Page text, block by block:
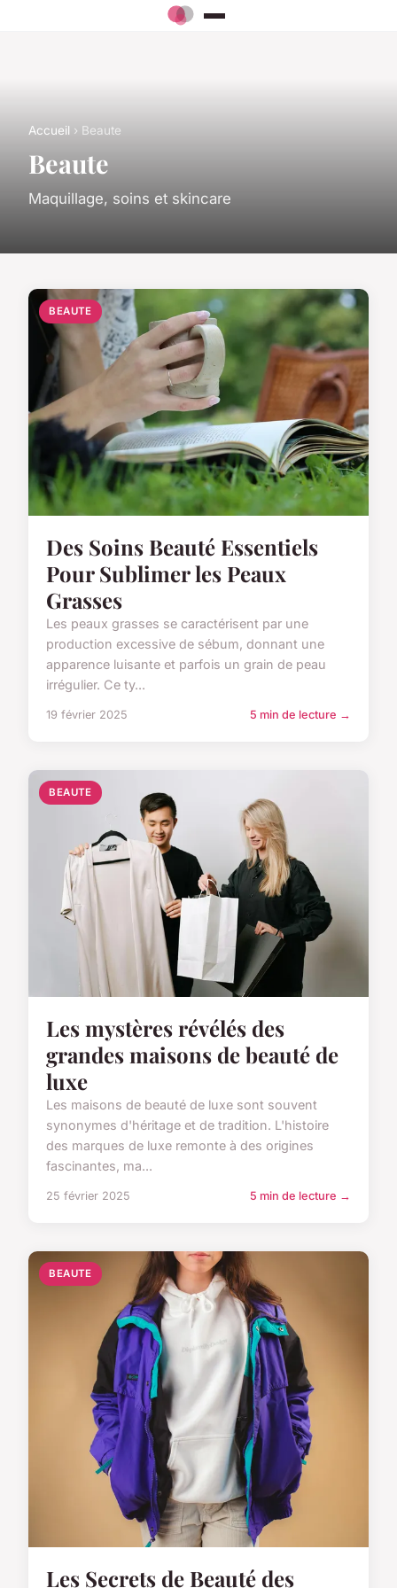
Accueil › Beaute
Beaute
Maquillage, soins et skincare
BEAUTE
Des Soins Beauté Essentiels
Pour Sublimer les Peaux
Grasses
Les peaux grasses se caractérisent par une
production excessive de sébum, donnant une
apparence luisante et parfois un grain de peau
irrégulier. Ce ty...
19 février 2025 5 min de lecture →
BEAUTE
Les mystères révélés des
grandes maisons de beauté de
luxe
Les maisons de beauté de luxe sont souvent
synonymes d'héritage et de tradition. L'histoire
des marques de luxe remonte à des origines
fascinantes, ma...
25 février 2025 5 min de lecture →
BEAUTE
Les Secrets de Beauté des